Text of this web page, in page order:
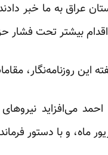
عراق به ما خبر
بیشتر تحت فشار
این روزنامه‌نگار،
ماه، و با دستور